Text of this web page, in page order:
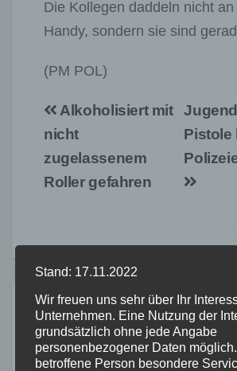
Die Kollegen daddeln nicht an
Handy, sondern sie sind
(PM POL)
Pistole
Alkoholisiert mit
nicht
zugelassenem
Roller gefahren
Ähnliches
Stand: 17.11.2022
Wir freuen uns sehr über Ihr
Unternehmen. Eine Nutzung der
grundsätzlich ohne jede Angabe
personenbezogener Daten
betroffene Person besondere